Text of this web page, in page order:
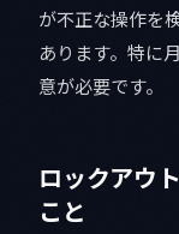
が不正な操作を
あります。特に
意が必要です。
ロックアウ
こと